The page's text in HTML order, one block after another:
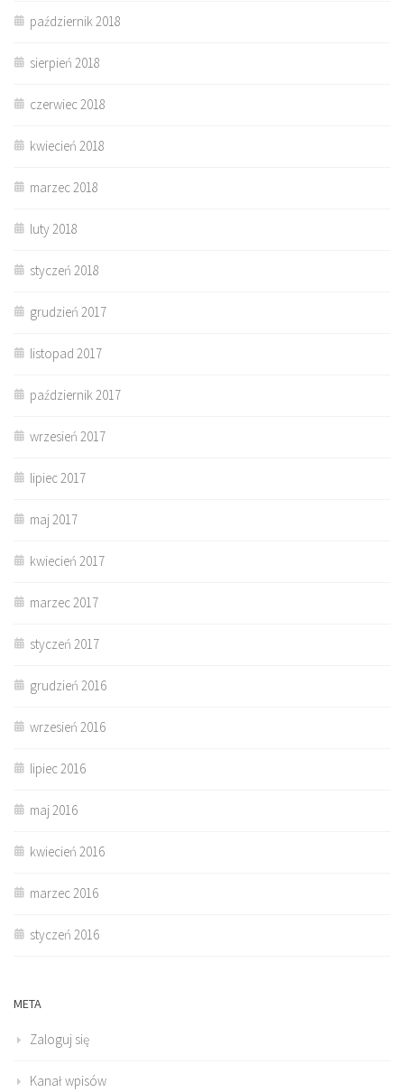
październik 2018
sierpień 2018
czerwiec 2018
kwiecień 2018
marzec 2018
luty 2018
styczeń 2018
grudzień 2017
listopad 2017
październik 2017
wrzesień 2017
lipiec 2017
maj 2017
kwiecień 2017
marzec 2017
styczeń 2017
grudzień 2016
wrzesień 2016
lipiec 2016
maj 2016
kwiecień 2016
marzec 2016
styczeń 2016
META
Zaloguj się
Kanał wpisów